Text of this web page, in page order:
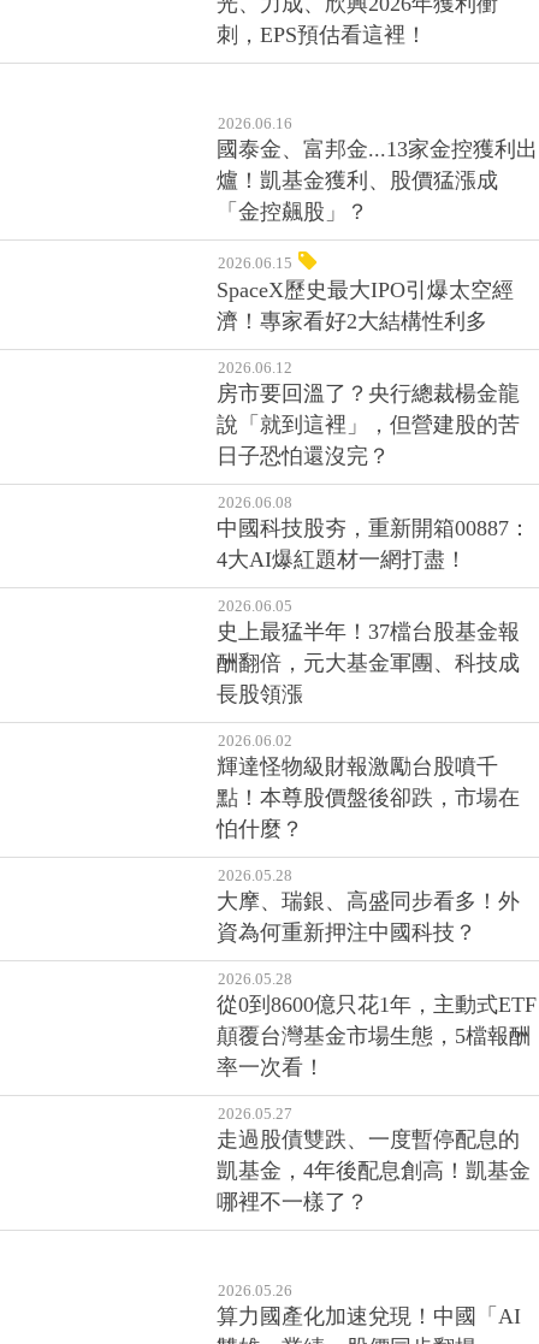
百億美元引爆EFB供應鏈！日月
光、力成、欣興2026年獲利衝
2026.06.16
國泰金、富邦金...13家金控獲利出
爐！凱基金獲利、股價猛漲成
「金控飆股」？
2026.06.15
SpaceX歷史最大IPO引爆太空經
濟！專家看好2大結構性利多
2026.06.12
房市要回溫了？央行總裁楊金龍
說「就到這裡」，但營建股的苦
日子恐怕還沒完？
2026.06.08
中國科技股夯，重新開箱00887：
4大AI爆紅題材一網打盡！
2026.06.05
史上最猛半年！37檔台股基金報
酬翻倍，元大基金軍團、科技成
長股領漲
2026.06.02
輝達怪物級財報激勵台股噴千
點！本尊股價盤後卻跌，市場在
怕什麼？
2026.05.28
大摩、瑞銀、高盛同步看多！外
資為何重新押注中國科技？
2026.05.28
從0到8600億只花1年，主動式ETF
顛覆台灣基金市場生態，5檔報酬
率一次看！
2026.05.27
走過股債雙跌、一度暫停配息的
凱基金，4年後配息創高！凱基金
2026.05.26